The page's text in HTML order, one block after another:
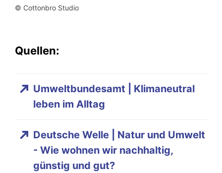
© Cottonbro Studio
Quellen:
Umweltbundesamt | Klimaneutral
leben im Alltag
Deutsche Welle | Natur und Umwelt
- Wie wohnen wir nachhaltig,
günstig und gut?